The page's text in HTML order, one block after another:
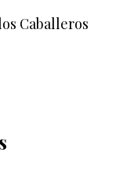
Caballeros